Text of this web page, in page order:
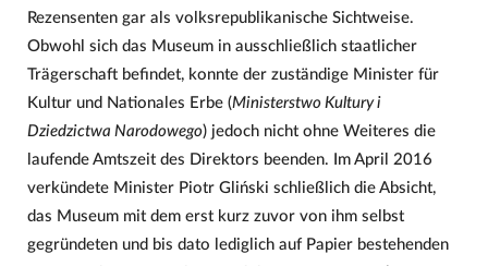
Rezensenten gar als volksrepublikanische Sichtweise.
Obwohl sich das Museum in ausschließlich staatlicher
Trägerschaft befindet, konnte der zuständige Minister für
Kultur und Nationales Erbe (Ministerstwo Kultury i
Dziedzictwa Narodowego) jedoch nicht ohne Weiteres die
laufende Amtszeit des Direktors beenden. Im April 2016
verkündete Minister Piotr Gliński schließlich die Absicht,
das Museum mit dem erst kurz zuvor von ihm selbst
gegründeten und bis dato lediglich auf Papier bestehenden